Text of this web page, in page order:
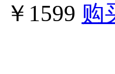
￥1599 购